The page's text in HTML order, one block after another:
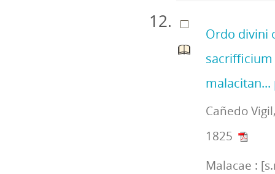
Ordo divini
sacrifficium
malacitan...
Cañedo
1825
Malacae :